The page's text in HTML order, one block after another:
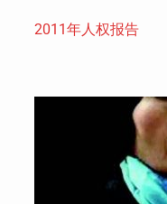
2011年人权报告